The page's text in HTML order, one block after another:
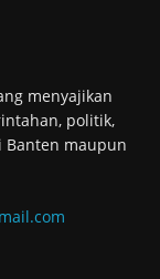
menyajikan
politik,
Banten maupun